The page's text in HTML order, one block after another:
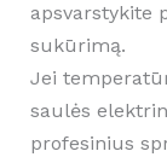
apsvarstykite
sukūrimą.
Jei
saulės
profesinius